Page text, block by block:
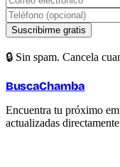
Suscribirme gratis
🔒 Sin spam. Cancela
BuscaChamba
Encuentra tu próximo
actualizadas